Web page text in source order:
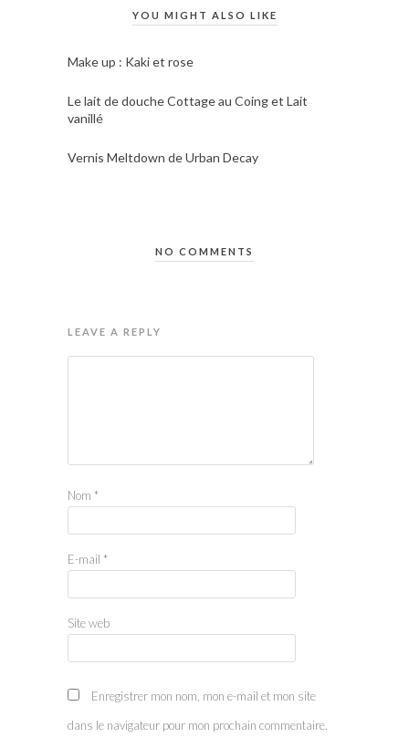
YOU MIGHT ALSO LIKE
Make up : Kaki et rose
Le lait de douche Cottage au Coing et Lait
vanillé
Vernis Meltdown de Urban Decay
NO COMMENTS
LEAVE A REPLY
Nom *
E-mail *
Site web
Enregistrer mon nom, mon e-mail et mon site
dans le navigateur pour mon prochain commentaire.